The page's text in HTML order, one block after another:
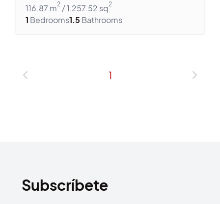
116.87 m2 /1,257.52 sq2
1 Bedrooms1.5 Bathrooms
1
Subscríbete